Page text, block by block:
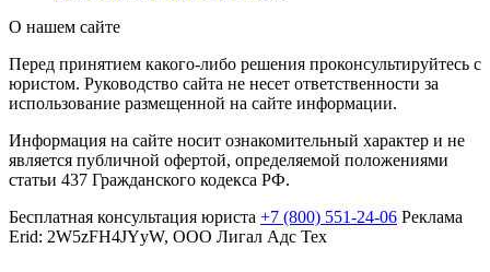
О нашем сайте
Перед принятием какого-либо решения проконсультируйтесь с
юристом. Руководство сайта не несет ответственности за
использование размещенной на сайте информации.
Информация на сайте носит ознакомительный характер и не
является публичной офертой, определяемой положениями
статьи 437 Гражданского кодекса РФ.
Бесплатная консультация юриста +7 (800) 551-24-06 Реклама
Erid: 2W5zFH4JYyW, ООО Лигал Адс Тех